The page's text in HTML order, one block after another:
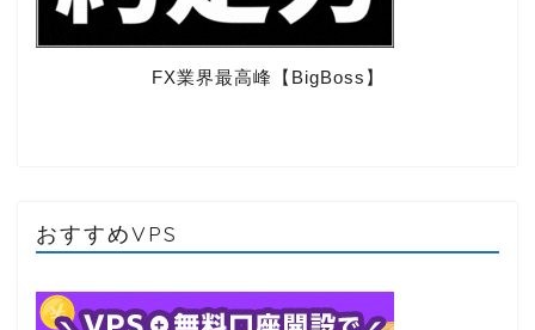
FX業界最高峰【BigBoss】
おすすめVPS